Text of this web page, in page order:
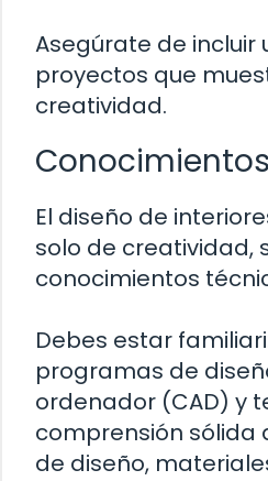
Asegúrate de incluir
proyectos que
creatividad.
El diseño de
solo de creatividad,
conocimientos
Debes estar
programas de
ordenador (CAD) y
comprensión sólida
de diseño,